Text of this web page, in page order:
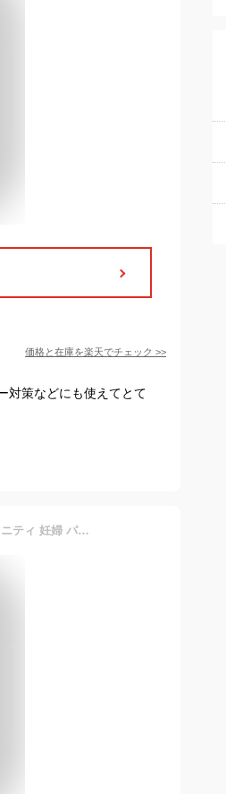
価格と在庫を楽天でチェック >>
対策などにも使えてとて
ウールのゆったりたっぷりズボン下 レディース メンズ マタニティ 妊婦 パンツ レギンス イージーパンツ ルームパンツ パジャマ ウール100% 冷え取り あったか 10分丈 のびのび 伸縮 薄手 秋 冬 黒 M L 大きいサイズ 841[I:9/10]